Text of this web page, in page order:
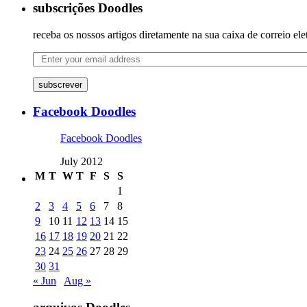
subscrições Doodles
receba os nossos artigos diretamente na sua caixa de correio
subscrever
Facebook Doodles
Facebook Doodles
July 2012
M T W T F S
S
1
2
3 4 5 6 7
8
9
10 11 12 13 14 15
16 17 18 19 20 21 22
23 24 25 26 27 28 29
30 31
« Jun
Aug »